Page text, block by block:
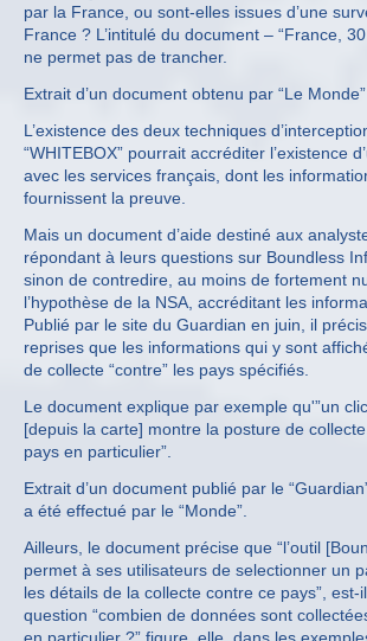
par la France, ou sont-elles issues d’une
France ? L’intitulé du document – “France,
ne permet pas de trancher.
Extrait d’un document obtenu par “Le Monde”
L’existence des deux techniques
“WHITEBOX” pourrait accréditer l’existence
avec les services français, dont les
fournissent la preuve.
Mais un document d’aide destiné aux
répondant à leurs questions sur Boundless
sinon de contredire, au moins de fortement
l’hypothèse de la NSA, accréditant les
Publié par le site du Guardian en juin, il
reprises que les informations qui y sont
de collecte “contre” les pays spécifiés.
Le document explique par exemple qu'”un
[depuis la carte] montre la posture de
pays en particulier”.
Extrait d’un document publié par le
a été effectué par le “Monde”.
Ailleurs, le document précise que “l’outil
permet à ses utilisateurs de selectionner un
les détails de la collecte contre ce pays”, est-
question “combien de données sont